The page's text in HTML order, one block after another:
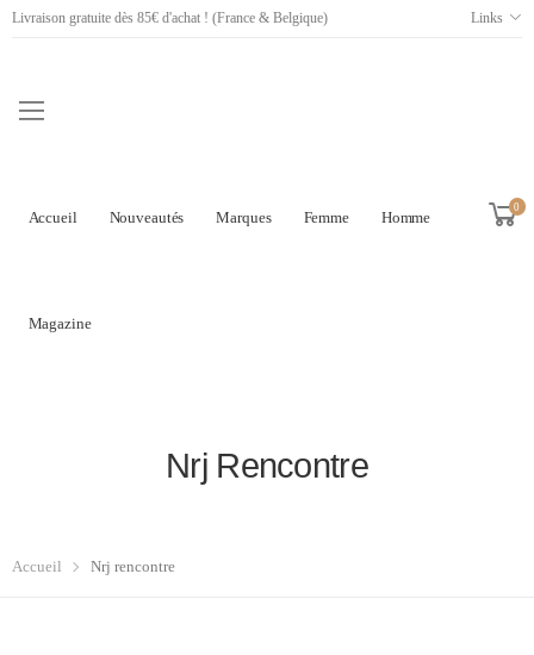
Livraison gratuite dès 85€ d'achat ! (France & Belgique) Links
Accueil Nouveautés Marques Femme Homme
Magazine
0
Nrj Rencontre
Accueil Nrj rencontre